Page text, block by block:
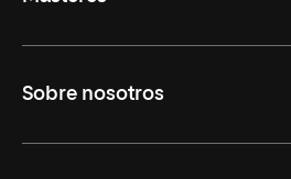
Derecho
Sobre nosotros